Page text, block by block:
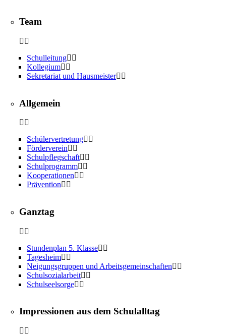
Team
Schulleitung
Kollegium
Sekretariat und Hausmeister
Allgemein
Schülervertretung
Förderverein
Schulpflegschaft
Schulprogramm
Kooperationen
Prävention
Ganztag
Stundenplan 5. Klasse
Tagesheim
Neigungsgruppen und Arbeitsgemeinschaften
Schulsozialarbeit
Schulseelsorge
Impressionen aus dem Schulalltag